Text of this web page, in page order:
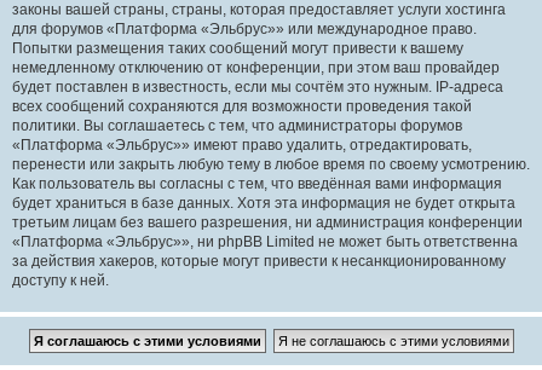
законы вашей страны, страны, которая предоставляет услуги хостинга
для форумов «Платформа «Эльбрус»» или международное право.
Попытки размещения таких сообщений могут привести к вашему
немедленному отключению от конференции, при этом ваш провайдер
будет поставлен в известность, если мы сочтём это нужным. IP-адреса
всех сообщений сохраняются для возможности проведения такой
политики. Вы соглашаетесь с тем, что администраторы форумов
«Платформа «Эльбрус»» имеют право удалить, отредактировать,
перенести или закрыть любую тему в любое время по своему усмотрению.
Как пользователь вы согласны с тем, что введённая вами информация
будет храниться в базе данных. Хотя эта информация не будет открыта
третьим лицам без вашего разрешения, ни администрация конференции
«Платформа «Эльбрус»», ни phpBB Limited не может быть ответственна
за действия хакеров, которые могут привести к несанкционированному
доступу к ней.